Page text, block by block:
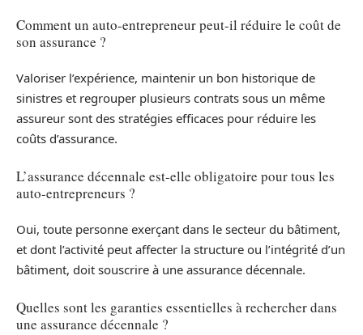
Comment un auto-entrepreneur peut-il réduire le coût de
son assurance ?
Valoriser l’expérience, maintenir un bon historique de
sinistres et regrouper plusieurs contrats sous un même
assureur sont des stratégies efficaces pour réduire les
coûts d’assurance.
L’assurance décennale est-elle obligatoire pour tous les
auto-entrepreneurs ?
Oui, toute personne exerçant dans le secteur du bâtiment,
et dont l’activité peut affecter la structure ou l’intégrité d’un
bâtiment, doit souscrire à une assurance décennale.
Quelles sont les garanties essentielles à rechercher dans
une assurance décennale ?